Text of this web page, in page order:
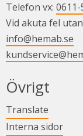
Telefon vx: 0611-
Vid akuta fel
info@hemab.se
Övrigt
Translate
Interna sidor